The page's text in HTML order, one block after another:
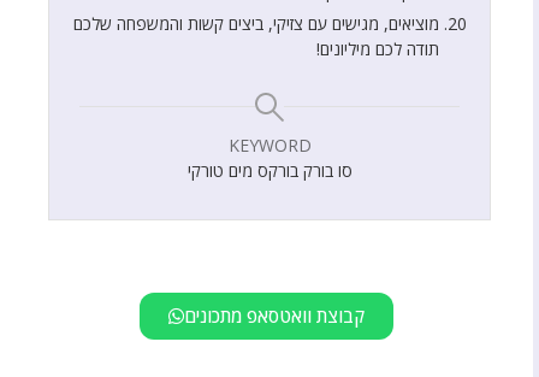
מוציאים, מגישים עם צזיקי, ביצים קשות והמשפחה שלכם
תודה לכם מיליונים!
KEYWORD
סו בורק בורקס מים טורקי
קבוצת וואטסאפ מתכונים